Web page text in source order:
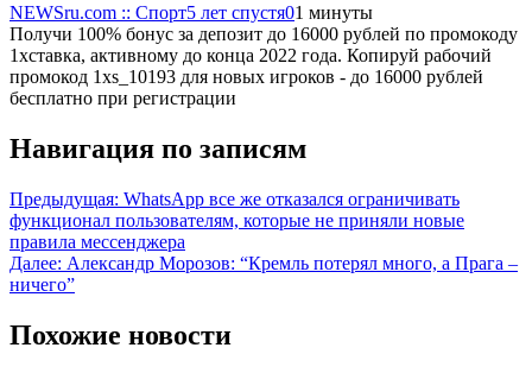
NEWSru.com :: Спорт5 лет спустя01 минуты
Получи 100% бонус за депозит до 16000 рублей по промокоду
1хставка, активному до конца 2022 года. Копируй рабочий
промокод 1xs_10193 для новых игроков - до 16000 рублей
бесплатно при регистрации
Навигация по записям
Предыдущая: WhatsApp все же отказался ограничивать
функционал пользователям, которые не приняли новые
правила мессенджера
Далее: Александр Морозов: “Кремль потерял много, а Прага –
ничего”
Похожие новости